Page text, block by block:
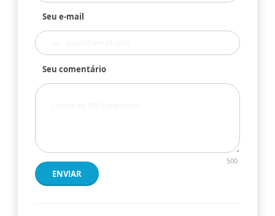
Seu e-mail
Seu comentário
500
ENVIAR